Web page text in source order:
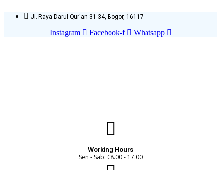
Jl. Raya Darul Qur'an 31-34, Bogor, 16117
Instagram Facebook-f Whatsapp
Working Hours
Sen - Sab: 08.00 - 17.00